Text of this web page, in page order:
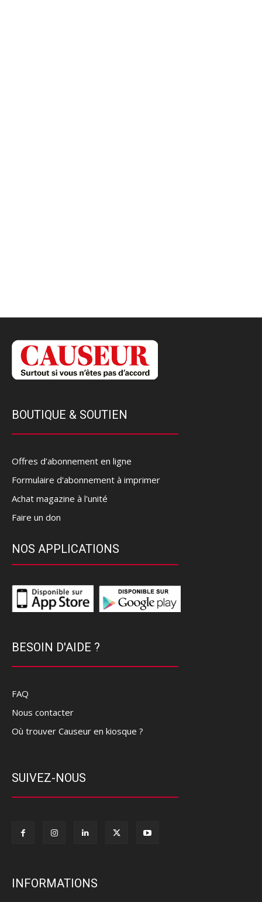
BOUTIQUE & SOUTIEN
Offres d’abonnement en ligne
Formulaire d'abonnement à imprimer
Achat magazine à l'unité
Faire un don
NOS APPLICATIONS
BESOIN D'AIDE ?
FAQ
Nous contacter
Où trouver Causeur en kiosque ?
SUIVEZ-NOUS
INFORMATIONS